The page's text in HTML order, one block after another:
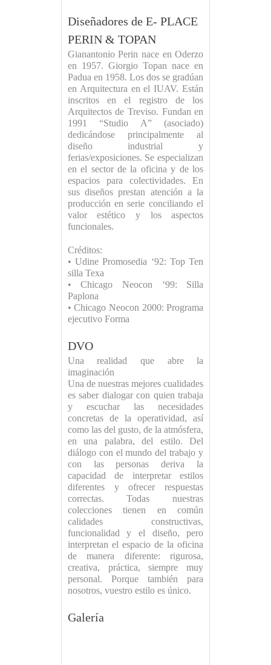
Diseñadores de E- PLACE
PERIN & TOPAN
Gianantonio Perin nace en Oderzo
en 1957. Giorgio Topan nace en
Padua en 1958. Los dos se gradúan
en Arquitectura en el IUAV. Están
inscritos en el registro de los
Arquitectos de Treviso. Fundan en
1991 “Studio A” (asociado)
dedicándose principalmente al
diseño industrial y
ferias/exposiciones. Se especializan
en el sector de la oficina y de los
espacios para colectividades. En
sus diseños prestan atención a la
producción en serie conciliando el
valor estético y los aspectos
funcionales.
Créditos:
• Udine Promosedia ‘92: Top Ten
silla Texa
• Chicago Neocon ‘99: Silla
Paplona
• Chicago Neocon 2000: Programa
ejecutivo Forma
DVO
Una realidad que abre la
imaginación
Una de nuestras mejores cualidades
es saber dialogar con quien trabaja
y escuchar las necesidades
concretas de la operatividad, así
como las del gusto, de la atmósfera,
en una palabra, del estilo. Del
diálogo con el mundo del trabajo y
con las personas deriva la
capacidad de interpretar estilos
diferentes y ofrecer respuestas
correctas. Todas nuestras
colecciones tienen en común
calidades constructivas,
funcionalidad y el diseño, pero
interpretan el espacio de la oficina
de manera diferente: rigurosa,
creativa, práctica, siempre muy
personal. Porque también para
nosotros, vuestro estilo es único.
Galería